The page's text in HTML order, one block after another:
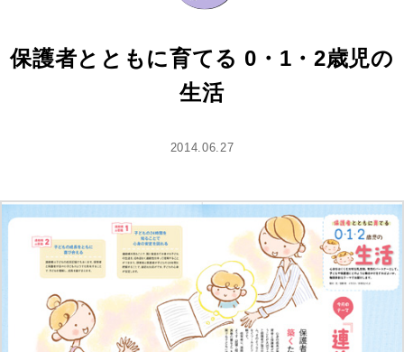
保護者とともに育てる 0・1・2歳児の
生活
2014.06.27